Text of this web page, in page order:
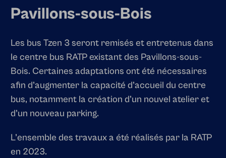
Pavillons-sous-Bois
Les bus Tzen 3 seront remisés et entretenus dans
le centre bus RATP existant des Pavillons-sous-
Bois. Certaines adaptations ont été nécessaires
afin d’augmenter la capacité d’accueil du centre
bus, notamment la création d’un nouvel atelier et
d’un nouveau parking.
L’ensemble des travaux a été réalisés par la RATP
en 2023.